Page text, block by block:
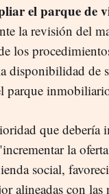
el parque de
la revisión del
los
disponibilidad de
parque
que debería
la
social,
alineadas con las